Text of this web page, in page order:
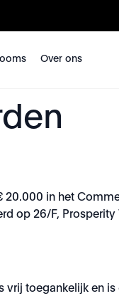
Over ons
in het
op 26/F, Prosperity
toegankelijk en